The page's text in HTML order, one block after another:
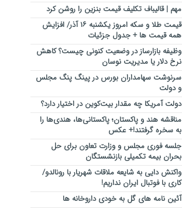
مهم | قالیباف تکلیف قیمت بنزین را روشن کرد
قیمت طلا و سکه امروز یکشنبه ۱۶ آذر/ افزایش
همه قیمت ها + جدول جزئیات
وظیفه بازارساز در وضعیت کنونی چیست؟ کاهش
نرخ دلار یا مدیریت نوسان
سرنوشت سهامداران بورس در پینگ پنگ مجلس
و دولت
دولت آمریکا چه مقدار بیت‌کوین در اختیار دارد؟
مناقشه هند و پاکستان؛ پاکستانی‌ها، هندی‌ها را
به سخره گرفتند!+ عکس
جلسه فوری مجلس و وزارت تعاون برای حل
بحران بیمه تکمیلی بازنشستگان
واکنش دایی به شایعه ملاقات شهریار با رونالدو/
کاری با فوتبال ایران نداریم!
آئین نامه های گل به خودی داروخانه ها